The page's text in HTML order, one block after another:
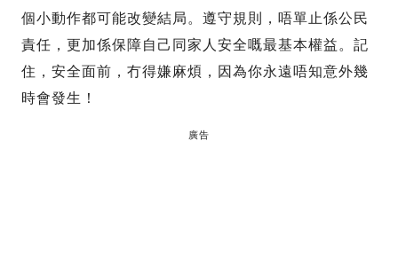
個小動作都可能改變結局。遵守規則，唔單止係公民
責任，更加係保障自己同家人安全嘅最基本權益。記
住，安全面前，冇得嫌麻煩，因為你永遠唔知意外幾
時會發生！
廣告